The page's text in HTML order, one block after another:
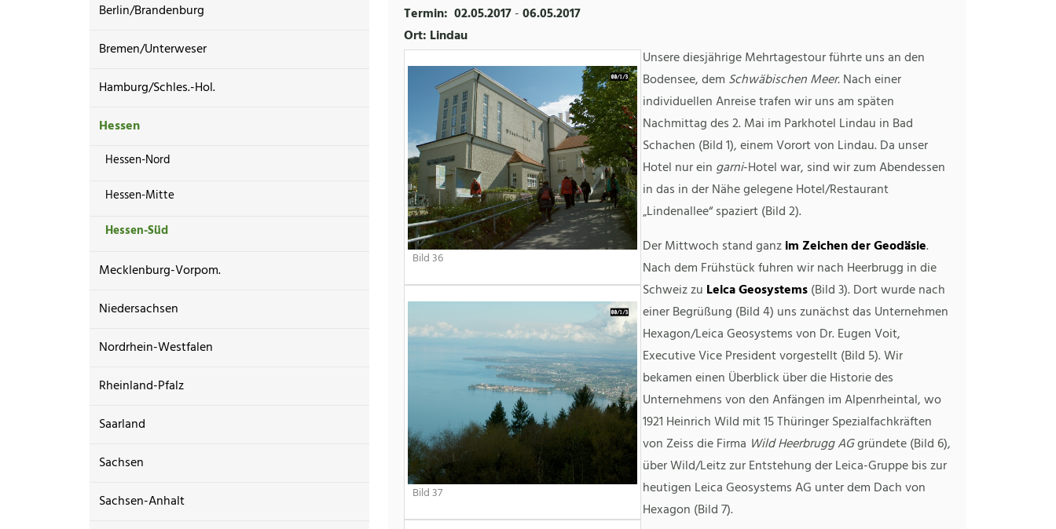
Berlin/Brandenburg
Bremen/Unterweser
Hamburg/Schles.-Hol.
Hessen
Hessen-Nord
Hessen-Mitte
Hessen-Süd
Mecklenburg-Vorpom.
Niedersachsen
Nordrhein-Westfalen
Rheinland-Pfalz
Saarland
Sachsen
Sachsen-Anhalt
Termin: 02.05.2017-06.05.2017
Ort: Lindau
Bild 36
Bild 37
Unsere diesjährige Mehrtagestour führte uns an den
Bodensee, dem Schwäbischen Meer.Nach einer
individuellen Anreise trafen wir uns am späten
Nachmittag des 2. Mai im Parkhotel Lindau in Bad
Schachen (Bild 1), einem Vorort von Lindau. Da unser
Hotel nur ein garni-Hotel war, sind wir zum Abendessen
in das in der Nähe gelegene Hotel/Restaurant
„Lindenallee“ spaziert (Bild 2).
Der Mittwoch stand ganzim Zeichen der Geodäsie.
Nach dem Frühstück fuhren wir nach Heerbrugg in die
Schweiz zu LeicaGeosystems(Bild 3). Dort wurde nach
einer Begrüßung (Bild 4) uns zunächst das Unternehmen
Hexagon/Leica Geosystems von Dr. Eugen Voit,
Executive Vice President vorgestellt (Bild 5). Wir
bekamen einen Überblick über die Historie des
Unternehmens von den Anfängen im Alpenrheintal, wo
1921 Heinrich Wild mit 15 Thüringer Spezialfachkräften
von Zeiss die Firma Wild Heerbrugg AGgründete (Bild 6),
über Wild/Leitz zur Entstehung der Leica-Gruppe bis zur
heutigen Leica Geosystems AG unter dem Dach von
Hexagon (Bild 7).